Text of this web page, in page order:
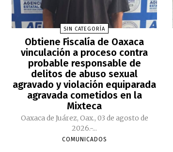
SIN CATEGORÍA
Obtiene Fiscalía de Oaxaca
vinculación a proceso contra
probable responsable de
delitos de abuso sexual
agravado y violación equiparada
agravada cometidos en la
Mixteca
Oaxaca de Juárez, Oax., 03 de agosto de
2026.-...
COMUNICADOS